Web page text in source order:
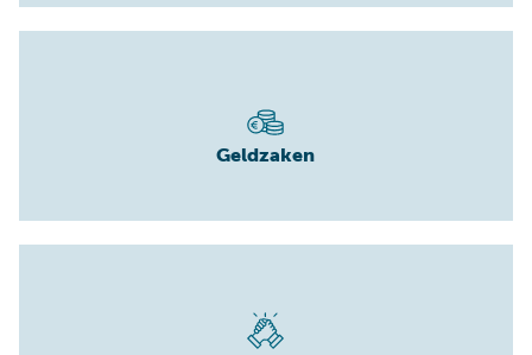
Geldzaken